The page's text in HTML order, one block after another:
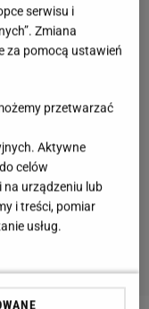
serwisu i
Zmiana
za pomocą ustawień
przetwarzać
Aktywne
celów
urządzeniu lub
i treści, pomiar
usług.